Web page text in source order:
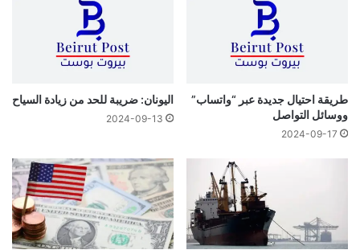
طريقة احتيال جديدة عبر “واتساب”
ووسائل التواصل
2024-09-17
اليونان: ضريبة للحد من زيادة السياح
2024-09-13